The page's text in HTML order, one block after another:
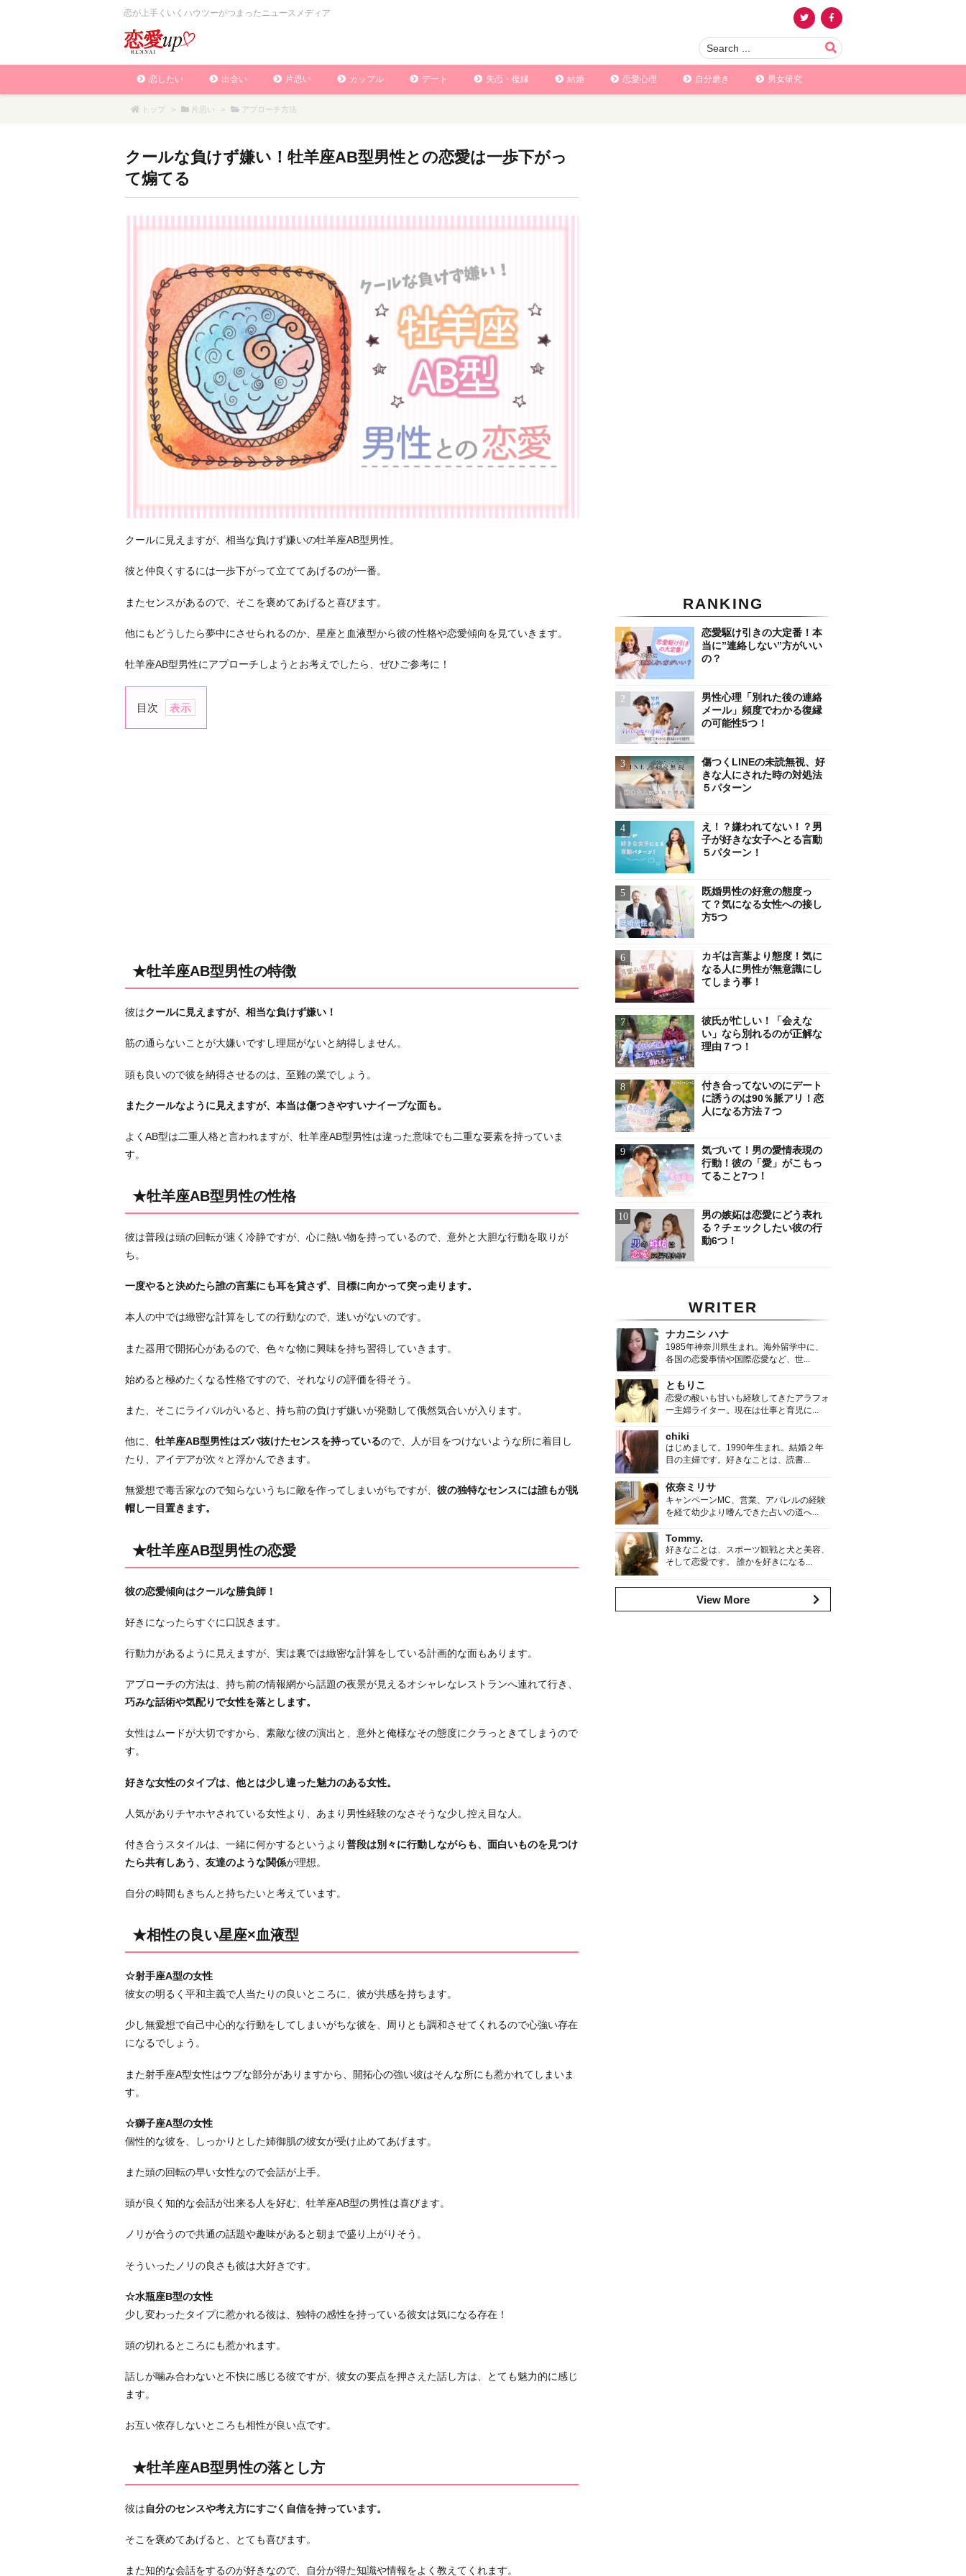
恋が上手くいくハウツーがつまったニュースメディア
恋したい 出会い 片思い カップル デート 失恋・復縁 結婚 恋愛心理 自分磨き 男女研究
トップ > 片思い > アプローチ方法
クールな負けず嫌い！牡羊座AB型男性との恋愛は一歩下がっ
て煽てる
クールに見えますが、相当な負けず嫌いの牡羊座AB型男性。
彼と仲良くするには一歩下がって立ててあげるのが一番。
またセンスがあるので、そこを褒めてあげると喜びます。
他にもどうしたら夢中にさせられるのか、星座と血液型から彼の性格や恋愛傾向を見ていきます。
牡羊座AB型男性にアプローチしようとお考えでしたら、ぜひご参考に！
目次
★
牡
羊
A
B
男
の
格
羊
A
男
恋
★
性
星
座
血
牡
座
B
型
男
落
し
お
り
★牡羊座AB型男性の特徴
彼はクールに見えますが、相当な負けず嫌い！
筋の通らないことが大嫌いですし理屈がないと納得しません。
頭も良いので彼を納得させるのは、至難の業でしょう。
またクールなように見えますが、本当は傷つきやすいナイーブな面も。
よくAB型は二重人格と言われますが、牡羊座AB型男性は違った意味でも二重な要素を持っていま
す。
★牡羊座AB型男性の性格
彼は普段は頭の回転が速く冷静ですが、心に熱い物を持っているので、意外と大胆な行動を取りが
ち。
一度やると決めたら誰の言葉にも耳を貸さず、目標に向かって突っ走ります。
本人の中では緻密な計算をしての行動なので、迷いがないのです。
また器用で開拓心があるので、色々な物に興味を持ち習得していきます。
始めると極めたくなる性格ですので、それなりの評価を得そう。
また、そこにライバルがいると、持ち前の負けず嫌いが発動して俄然気合いが入ります。
他に、 牡羊座AB型男性はズバ抜けたセンスを持っているので、人が目をつけないような所に着目し
たり、アイデアが次々と浮かんできます。
無愛想で毒舌家なので知らないうちに敵を作ってしまいがちですが、 彼の独特なセンスには誰もが脱
帽し一目置きます。
★牡羊座AB型男性の恋愛
彼の恋愛傾向はクールな勝負師！
好きになったらすぐに口説きます。
行動力があるように見えますが、実は裏では緻密な計算をしている計画的な面もあります。
アプローチの方法は、持ち前の情報網から話題の夜景が見えるオシャレなレストランへ連れて行き、
巧みな話術や気配りで女性を落とします。
女性はムードが大切ですから、素敵な彼の演出と、意外と俺様なその態度にクラっときてしまうので
す。
好きな女性のタイプは、他とは少し違った魅力のある女性。
人気がありチヤホヤされている女性より、あまり男性経験のなさそうな少し控え目な人。
付き合うスタイルは、一緒に何かするというより普段は別々に行動しながらも、面白いものを見つけ
たら共有しあう、友達のような関係が理想。
自分の時間もきちんと持ちたいと考えています。
★相性の良い星座×血液型
☆射手座A型の女性
彼女の明るく平和主義で人当たりの良いところに、彼が共感を持ちます。
少し無愛想で自己中心的な行動をしてしまいがちな彼を、周りとも調和させてくれるので心強い存在
になるでしょう。
また射手座A型女性はウブな部分がありますから、開拓心の強い彼はそんな所にも惹かれてしまいま
す。
☆獅子座A型の女性
個性的な彼を、しっかりとした姉御肌の彼女が受け止めてあげます。
また頭の回転の早い女性なので会話が上手。
頭が良く知的な会話が出来る人を好む、牡羊座AB型の男性は喜びます。
ノリが合うので共通の話題や趣味があると朝まで盛り上がりそう。
そういったノリの良さも彼は大好きです。
☆水瓶座B型の女性
少し変わったタイプに惹かれる彼は、独特の感性を持っている彼女は気になる存在！
頭の切れるところにも惹かれます。
話しが噛み合わないと不快に感じる彼ですが、彼女の要点を押さえた話し方は、とても魅力的に感じ
ます。
お互い依存しないところも相性が良い点です。
★牡羊座AB型男性の落とし方
彼は自分のセンスや考え方にすごく自信を持っています。
そこを褒めてあげると、とても喜びます。
また知的な会話をするのが好きなので、自分が得た知識や情報をよく教えてくれます。
RANKING
恋愛駆け引きの大定番！本
当に”連絡しない”方がいい
の？
男性心理「別れた後の連絡
メール」頻度でわかる復縁
の可能性5つ！
傷つくLINEの未読無視、好
きな人にされた時の対処法
５パターン
え！？嫌われてない！？男
子が好きな女子へとる言動
５パターン！
既婚男性の好意の態度っ
て？気になる女性への接し
方5つ
カギは言葉より態度！気に
なる人に男性が無意識にし
てしまう事！
彼氏が忙しい！「会えな
い」なら別れるのが正解な
理由７つ！
付き合ってないのにデート
に誘うのは90％脈アリ！恋
人になる方法７つ
気づいて！男の愛情表現の
行動！彼の「愛」がこもっ
てること7つ！
男の嫉妬は恋愛にどう表れ
る？チェックしたい彼の行
動6つ！
WRITER
ナカニシ ハナ
1985年神奈川県生まれ。海外留学中に、
各国の恋愛事情や国際恋愛など、世...
ともりこ
恋愛の酸いも甘いも経験してきたアラフォ
ー主婦ライター。現在は仕事と育児に...
chiki
はじめまして。1990年生まれ。結婚２年
目の主婦です。好きなことは、読書...
依奈ミリサ
キャンペーンMC、営業、アパレルの経験
を経て幼少より嗜んできた占いの道へ...
Tommy.
好きなことは、スポーツ観戦と犬と美容、
そして恋愛です。 誰かを好きになる...
View More